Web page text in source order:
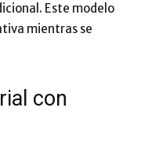
Este modelo
mientras se
con